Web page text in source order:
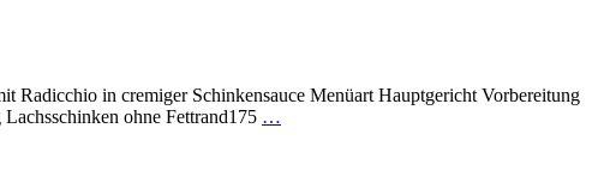
Radicchio in cremiger Schinkensauce Menüart Hauptgericht Vorbereitung
ohne Fettrand175 …